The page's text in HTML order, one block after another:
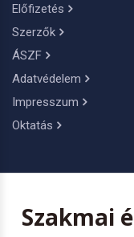
Előfizetés
Szerzők
ÁSZF
Adatvédelem
Impresszum
Oktatás
Szakmai